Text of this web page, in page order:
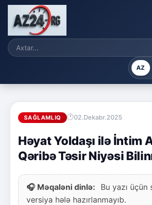
AZ
SAĞLAMLIQ 02.Dekabr.2025
Həyat Yoldaşı ilə İntim
Qəribə Təsir Niyəsi
🎧 Məqaləni dinlə:
Bu yazı üçün
versiya hələ hazırlanmayıb.